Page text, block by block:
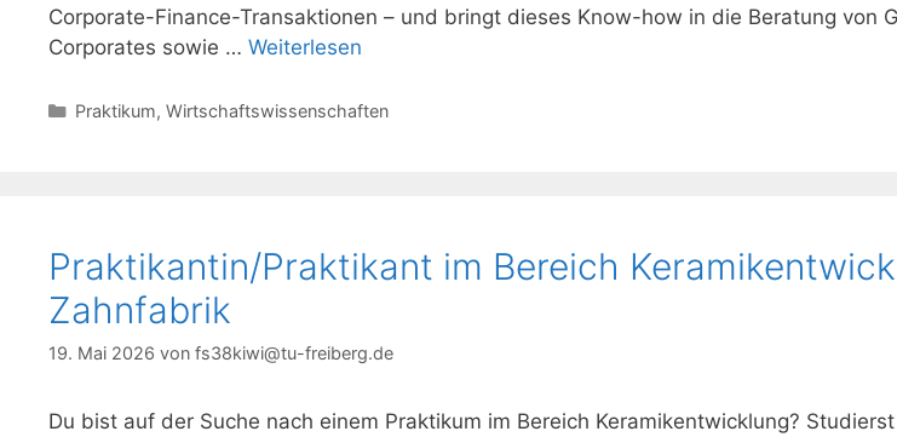
Corporate-Finance-Transaktionen – und bringt dieses Know-how in die Beratung von
Corporates sowie … Weiterlesen
Kategorien
Praktikum, Wirtschaftswissenschaften
Praktikantin/Praktikant im Bereich
Zahnfabrik
19. Mai 2026 von fs38kiwi@tu-freiberg.de
Du bist auf der Suche nach einem Praktikum im Bereich Keramikentwicklung?